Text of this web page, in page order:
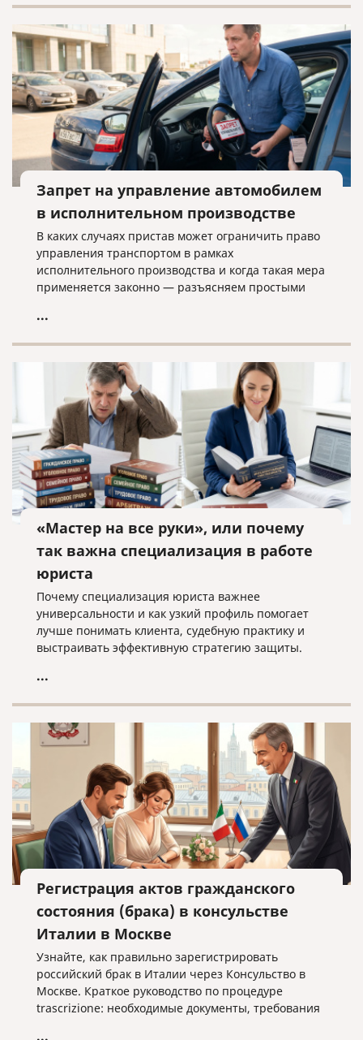
Запрет на управление автомобилем
в исполнительном производстве
В каких случаях пристав может ограничить право
управления транспортом в рамках
исполнительного производства и когда такая мера
применяется законно — разъясняем простыми
...
«Мастер на все руки», или почему
так важна специализация в работе
юриста
Почему специализация юриста важнее
универсальности и как узкий профиль помогает
лучше понимать клиента, судебную практику и
выстраивать эффективную стратегию защиты.
...
Регистрация актов гражданского
состояния (брака) в консульстве
Италии в Москве
Узнайте, как правильно зарегистрировать
российский брак в Италии через Консульство в
Москве. Краткое руководство по процедуре
trascrizione: необходимые документы, требования
...